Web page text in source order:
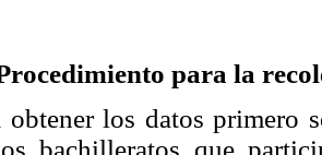
para la
obtener los datos primero
bachilleratos que